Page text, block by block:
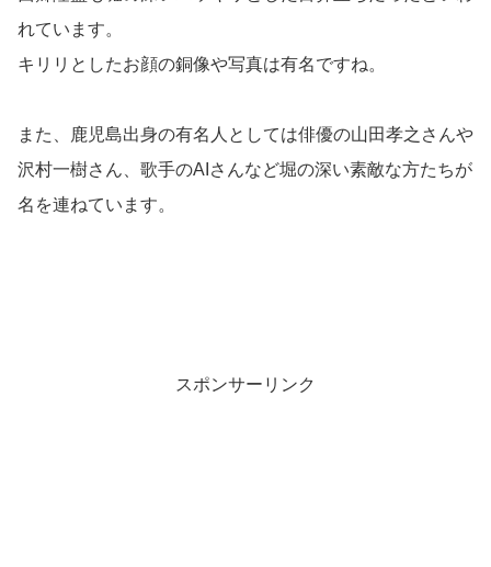
れています。
キリリとしたお顔の銅像や写真は有名ですね。
また、鹿児島出身の有名人としては俳優の山田孝之さんや
沢村一樹さん、歌手のAIさんなど堀の深い素敵な方たちが
名を連ねています。
スポンサーリンク